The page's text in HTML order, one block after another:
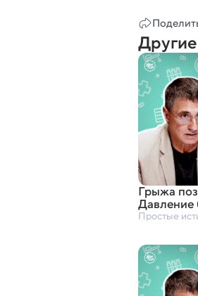
Грыжа
Давление
Простые